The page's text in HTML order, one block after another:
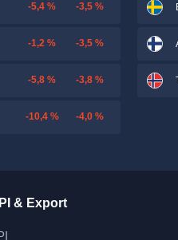
-5,4 % -3,5 %
-1,2 % -3,5 %
-5,8 % -3,8 %
-10,4 % -4,0 %
& Export